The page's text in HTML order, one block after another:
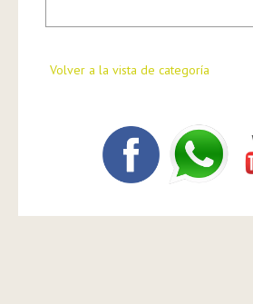
Volver a la vista de categoría